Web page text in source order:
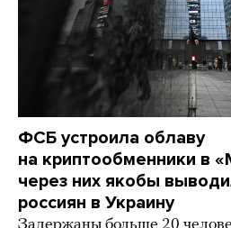
ФСБ устроила облаву
на криптообменники в
через них якобы
россиян в Украину
Задержаны больше 20